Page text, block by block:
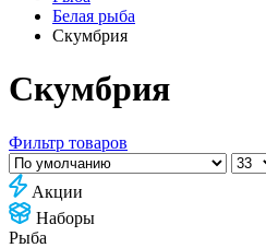
Белая рыба
Скумбрия
Скумбрия
Фильтр товаров
Акции
Наборы
Рыба